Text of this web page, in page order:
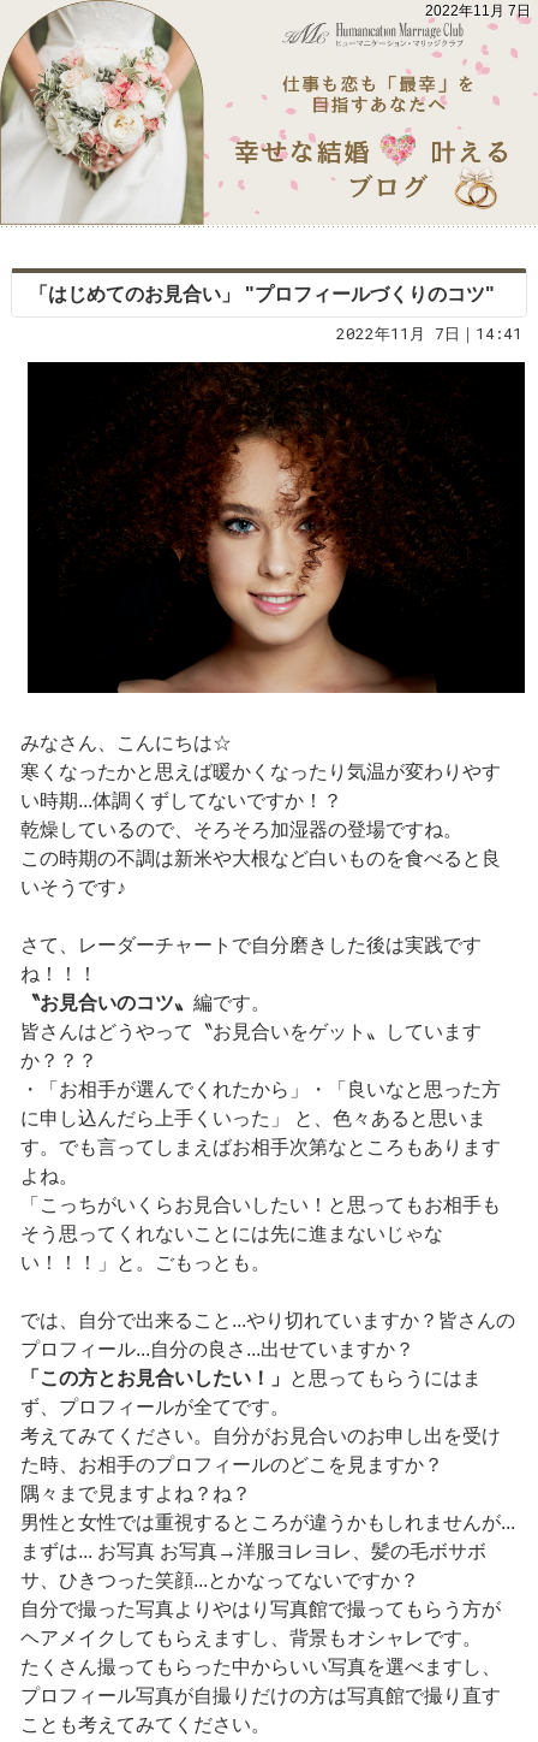
2022年11月 7日
「はじめてのお見合い」 "プロフィールづくりのコツ"
2022年11月 7日｜14:41
みなさん、こんにちは☆
寒くなったかと思えば暖かくなったり気温が変わりやす
い時期...体調くずしてないですか！？
乾燥しているので、そろそろ加湿器の登場ですね。
この時期の不調は新米や大根など白いものを食べると良
いそうです♪
さて、レーダーチャートで自分磨きした後は実践です
ね！！！
〝お見合いのコツ〟 編です。
皆さんはどうやって〝お見合いをゲット〟しています
か？？？
・「お相手が選んでくれたから」・「良いなと思った方
に申し込んだら上手くいった」 と、色々あると思いま
す。でも言ってしまえばお相手次第なところもあります
よね。
「こっちがいくらお見合いしたい！と思ってもお相手も
そう思ってくれないことには先に進まないじゃな
い！！！」と。ごもっとも。
では、自分で出来ること...やり切れていますか？皆さんの
プロフィール...自分の良さ...出せていますか？
「この方とお見合いしたい！」
と思ってもらうにはま
ず、プロフィールが全てです。
考えてみてください。自分がお見合いのお申し出を受け
た時、お相手のプロフィールのどこを見ますか？
隅々まで見ますよね？ね？
男性と女性では重視するところが違うかもしれませんが...
まずは... お写真 お写真→洋服ヨレヨレ、髪の毛ボサボ
サ、ひきつった笑顔...とかなってないですか？
自分で撮った写真よりやはり写真館で撮ってもらう方が
ヘアメイクしてもらえますし、背景もオシャレです。
たくさん撮ってもらった中からいい写真を選べますし、
プロフィール写真が自撮りだけの方は写真館で撮り直す
ことも考えてみてください。